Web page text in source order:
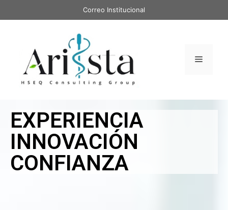
Correo Institucional
EXPERIENCIA
INNOVACIÓN
CONFIANZA